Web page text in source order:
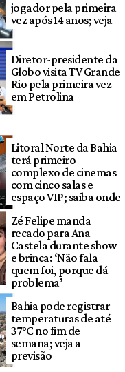
jogador pela primeira
vez após 14 anos; veja
Diretor-presidente da
Globo visita TV Grande
Rio pela primeira vez
em Petrolina
Litoral Norte da Bahia
terá primeiro
complexo de cinemas
com cinco salas e
espaço VIP; saiba onde
Zé Felipe manda
recado para Ana
Castela durante show
e brinca: ‘Não fala
quem foi, porque dá
problema’
Bahia pode registrar
temperaturas de até
37°C no fim de
semana; veja a
previsão